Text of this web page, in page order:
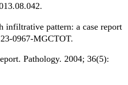
infiltrative pattern: a case report
0967-MGCTOT.
Pathology. 2004; 36(5):